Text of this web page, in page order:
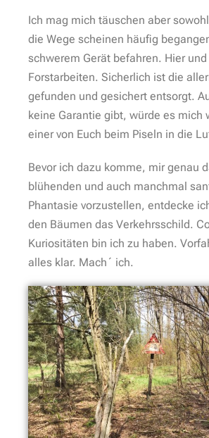
Zeitzeugen im Wald bei
Der Ehrenfriedhof
Und dann ist nicht mal ein ganzer
vergangen und schon stehen wir vor
Erinnert Ihr auch an das
verstorbenen Kriegsgefangen, von
schrieb?
Hier wird ihnen an einem
gepflegten Ort gedacht. Der
Zehrensdorf.